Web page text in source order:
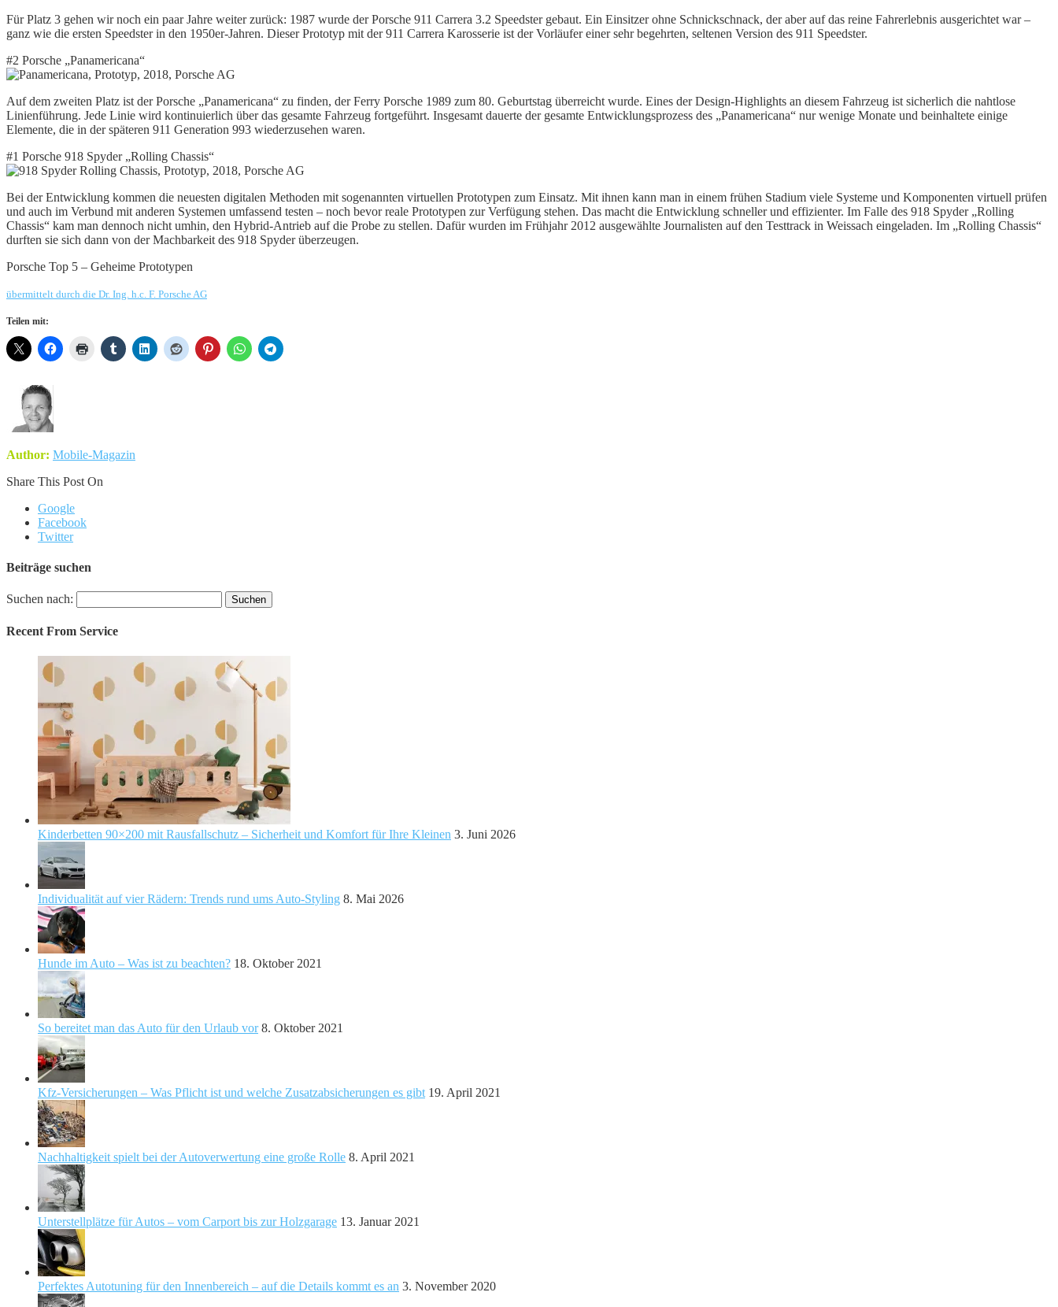
Für Platz 3 gehen wir noch ein paar Jahre weiter zurück: 1987 wurde der Porsche 911 Carrera 3.2 Speedster gebaut. Ein Einsitzer ohne Schnickschnack, der aber auf das reine Fahrerlebnis ausgerichtet war –
ganz wie die ersten Speedster in den 1950er-Jahren. Dieser Prototyp mit der 911 Carrera Karosserie ist der Vorläufer einer sehr begehrten, seltenen Version des 911 Speedster.
#2 Porsche „Panamericana“
Auf dem zweiten Platz ist der Porsche „Panamericana“ zu finden, der Ferry Porsche 1989 zum 80. Geburtstag überreicht wurde. Eines der Design-Highlights an diesem Fahrzeug ist sicherlich die nahtlose
Linienführung. Jede Linie wird kontinuierlich über das gesamte Fahrzeug fortgeführt. Insgesamt dauerte der gesamte Entwicklungsprozess des „Panamericana“ nur wenige Monate und beinhaltete einige
Elemente, die in der späteren 911 Generation 993 wiederzusehen waren.
#1 Porsche 918 Spyder „Rolling Chassis“
Bei der Entwicklung kommen die neuesten digitalen Methoden mit sogenannten virtuellen Prototypen zum Einsatz. Mit ihnen kann man in einem frühen Stadium viele Systeme und Komponenten virtuell prüfen
und auch im Verbund mit anderen Systemen umfassend testen – noch bevor reale Prototypen zur Verfügung stehen. Das macht die Entwicklung schneller und effizienter. Im Falle des 918 Spyder „Rolling
Chassis“ kam man dennoch nicht umhin, den Hybrid-Antrieb auf die Probe zu stellen. Dafür wurden im Frühjahr 2012 ausgewählte Journalisten auf den Testtrack in Weissach eingeladen. Im „Rolling Chassis“
durften sie sich dann von der Machbarkeit des 918 Spyder überzeugen.
Porsche Top 5 – Geheime Prototypen
übermittelt durch die Dr. Ing. h.c. F. Porsche AG
Teilen mit:
Author: Mobile-Magazin
Share This Post On
Google
Facebook
Twitter
Beiträge suchen
Suchen nach:
Recent From Service
Kinderbetten 90×200 mit Rausfallschutz – Sicherheit und Komfort für Ihre Kleinen 3. Juni 2026
Individualität auf vier Rädern: Trends rund ums Auto-Styling 8. Mai 2026
Hunde im Auto – Was ist zu beachten? 18. Oktober 2021
So bereitet man das Auto für den Urlaub vor 8. Oktober 2021
Kfz-Versicherungen – Was Pflicht ist und welche Zusatzabsicherungen es gibt 19. April 2021
Nachhaltigkeit spielt bei der Autoverwertung eine große Rolle 8. April 2021
Unterstellplätze für Autos – vom Carport bis zur Holzgarage 13. Januar 2021
Perfektes Autotuning für den Innenbereich – auf die Details kommt es an 3. November 2020